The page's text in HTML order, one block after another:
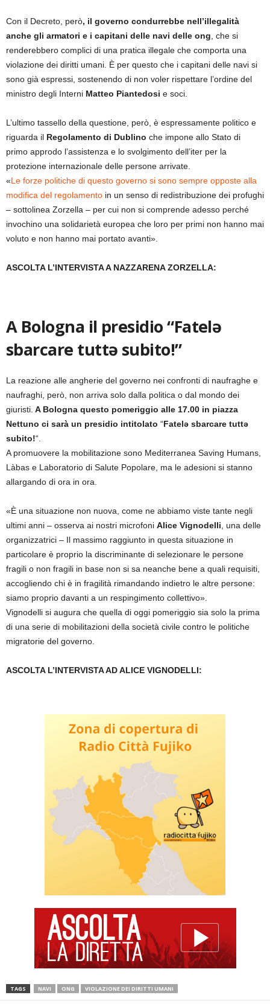
Con il Decreto, però, il governo condurrebbe nell’illegalità
anche gli armatori e i capitani delle navi delle ong, che si
renderebbero complici di una pratica illegale che comporta una
violazione dei diritti umani. È per questo che i capitani delle navi si
sono già espressi, sostenendo di non voler rispettare l’ordine del
ministro degli Interni Matteo Piantedosi e soci.
L’ultimo tassello della questione, però, è espressamente politico e
riguarda il Regolamento di Dublino che impone allo Stato di
primo approdo l’assistenza e lo svolgimento dell’iter per la
protezione internazionale delle persone arrivate.
«Le forze politiche di questo governo si sono sempre opposte alla
modifica del regolamento in un senso di redistribuzione dei profughi
– sottolinea Zorzella – per cui non si comprende adesso perché
invochino una solidarietà europea che loro per primi non hanno mai
voluto e non hanno mai portato avanti».
ASCOLTA L’INTERVISTA A NAZZARENA ZORZELLA:
A Bologna il presidio “Fatelə
sbarcare tuttə subito!”
La reazione alle angherie del governo nei confronti di naufraghe e
naufraghi, però, non arriva solo dalla politica o dal mondo dei
giuristi. A Bologna questo pomeriggio alle 17.00 in piazza
Nettuno ci sarà un presidio intitolato “Fatelə sbarcare tuttə
subito!“.
A promuovere la mobilitazione sono Mediterranea Saving Humans,
Làbas e Laboratorio di Salute Popolare, ma le adesioni si stanno
allargando di ora in ora.
«È una situazione non nuova, come ne abbiamo viste tante negli
ultimi anni – osserva ai nostri microfoni Alice Vignodelli, una delle
organizzatrici – Il massimo raggiunto in questa situazione in
particolare è proprio la discriminante di selezionare le persone
fragili o non fragili in base non si sa neanche bene a quali requisiti,
accogliendo chi è in fragilità rimandando indietro le altre persone:
siamo proprio davanti a un respingimento collettivo».
Vignodelli si augura che quella di oggi pomeriggio sia solo la prima
di una serie di mobilitazioni della società civile contro le politiche
migratorie del governo.
ASCOLTA L’INTERVISTA AD ALICE VIGNODELLI:
TAGS NAVI ONG VIOLAZIONE DEI DIRITTI UMANI